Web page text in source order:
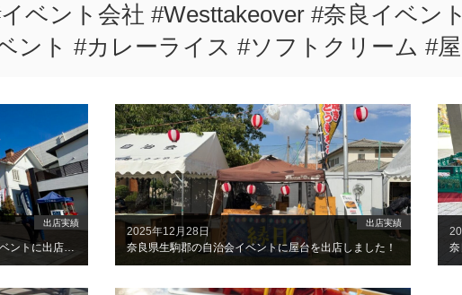
ベント会社 #Westtakeover #奈良イベン
ント #カレーライス #ソフトクリーム #
出店実績
奈良県奈良市にある住宅展示場で集客イベントに出店しました！
2025年12月28日
出店実績
奈良県生駒郡の自治会イベントに屋台を出店しました！